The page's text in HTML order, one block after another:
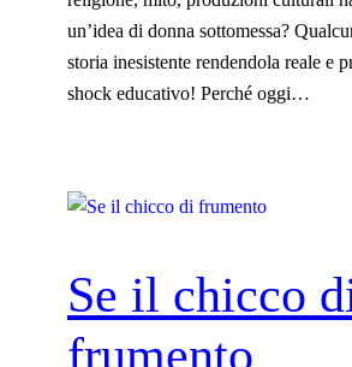
un’idea di donna sottomessa?
storia inesistente rendendola reale e
shock educativo! Perché oggi…
Se il chicco
frumento